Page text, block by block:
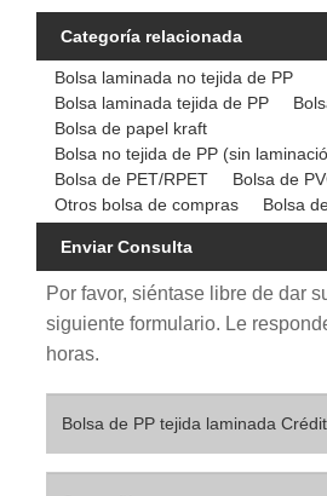
Categoría relacionada
Bolsa laminada no tejida de PP
Bolsa laminada tejida de PP
Bolsa de papel kraft
Bolsa no tejida de PP (sin
Bolsa de PET/RPET
Bolsa de
Otros bolsa de compras
Bolsa
Enviar Consulta
Por favor, siéntase libre de dar
siguiente formulario. Le
horas.